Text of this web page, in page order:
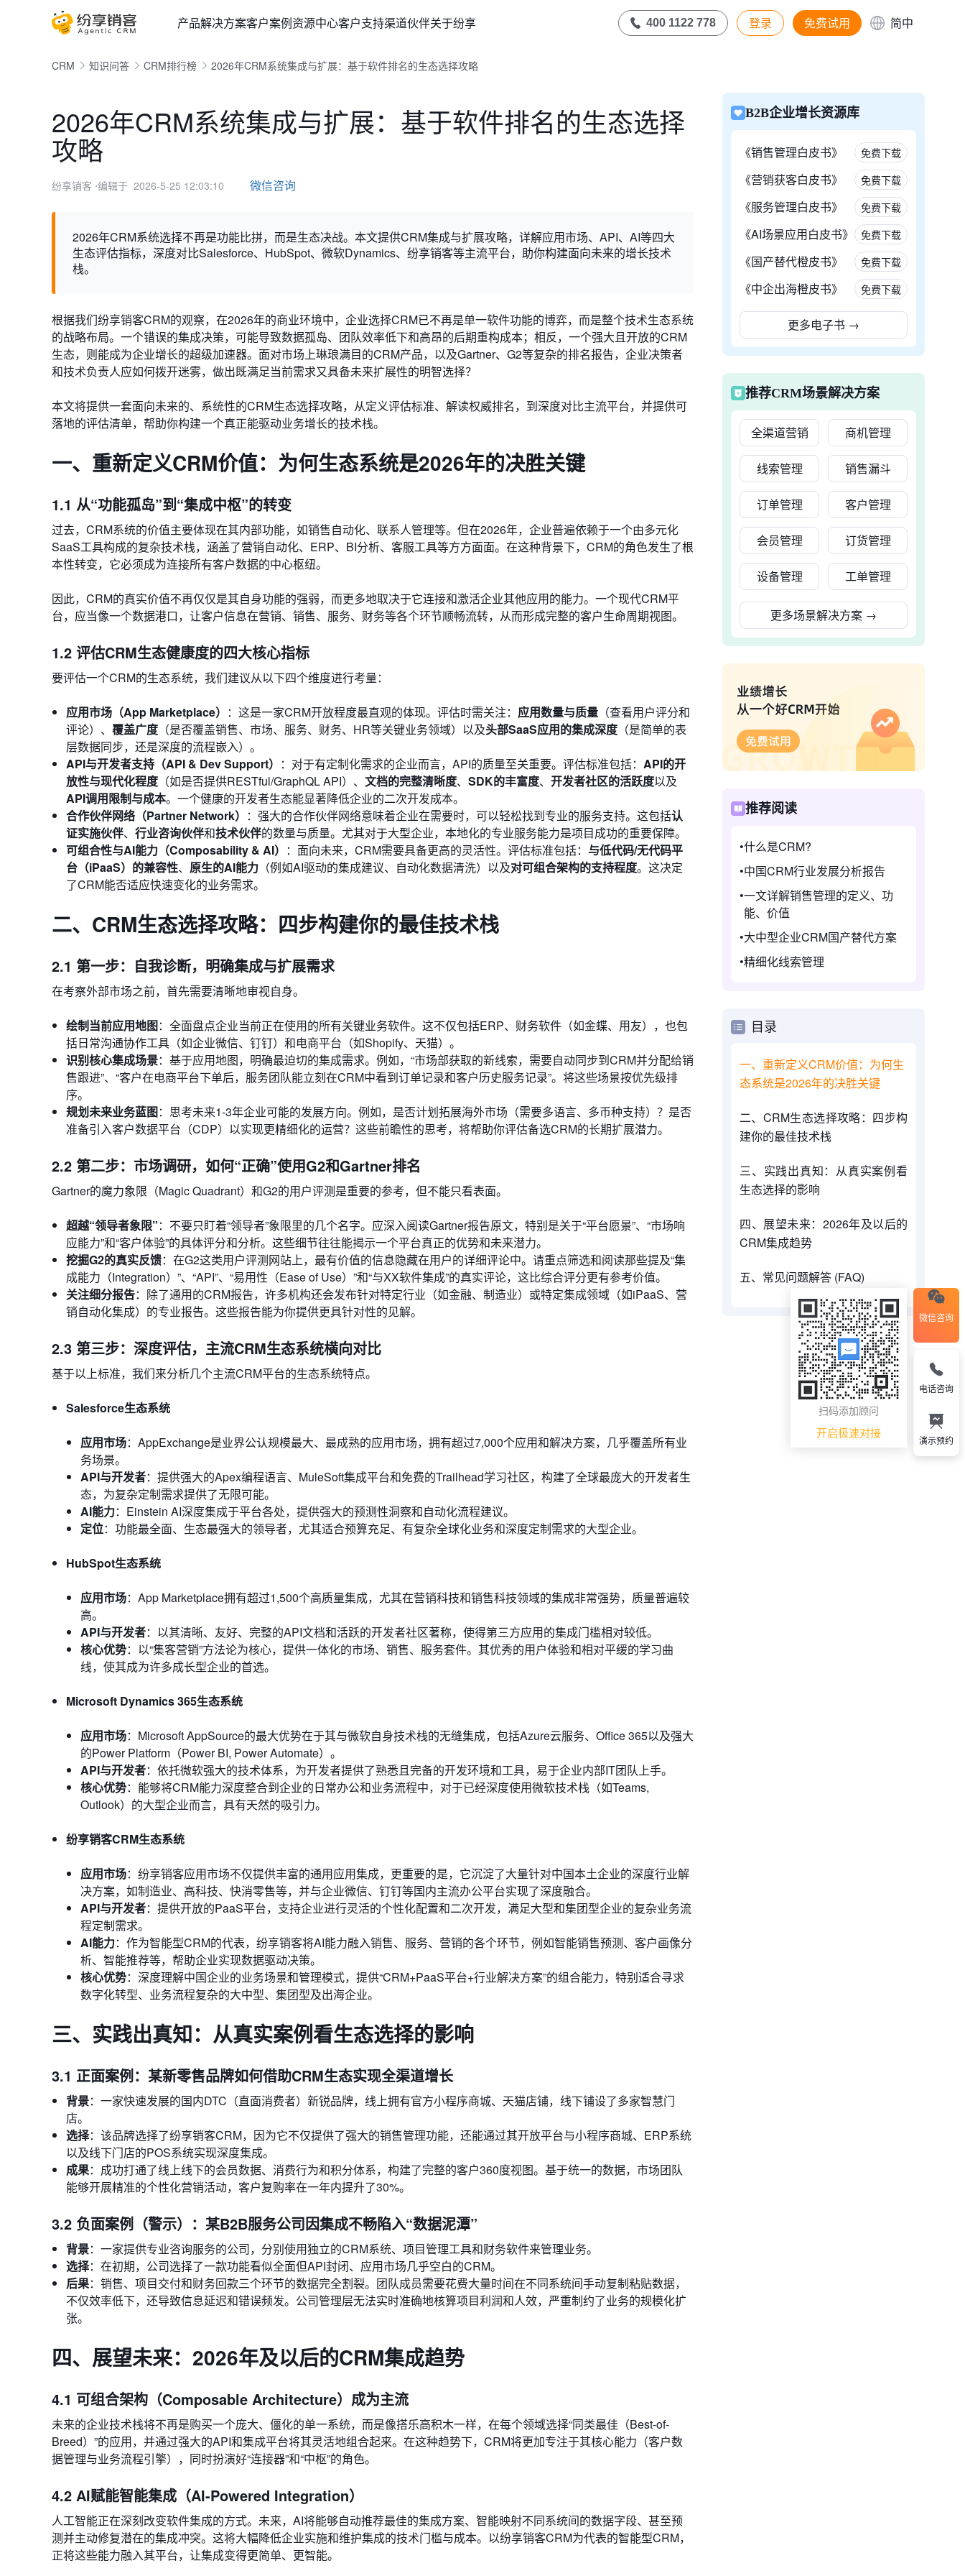
产品解决方案客户案例资源中心客户支持渠道伙伴关于纷享 400 1122 778 登录 免费试用 简中
CRM 知识问答 CRM排行榜 2026年CRM系统集成与扩展：基于软件排名的生态选择攻略
2026年CRM系统集成与扩展：基于软件排名的生态选择
攻略
纷享销客 ⋅编辑于 2026-5-25 12:03:10 微信咨询
2026年CRM系统选择不再是功能比拼，而是生态决战。本文提供CRM集成与扩展攻略，详解应用市场、API、AI等四大
生态评估指标，深度对比Salesforce、HubSpot、微软Dynamics、纷享销客等主流平台，助你构建面向未来的增长技术
栈。
根据我们纷享销客CRM的观察，在2026年的商业环境中，企业选择CRM已不再是单一软件功能的博弈，而是整个技术生态系统
的战略布局。一个错误的集成决策，可能导致数据孤岛、团队效率低下和高昂的后期重构成本；相反，一个强大且开放的CRM
生态，则能成为企业增长的超级加速器。面对市场上琳琅满目的CRM产品，以及Gartner、G2等复杂的排名报告，企业决策者
和技术负责人应如何拨开迷雾，做出既满足当前需求又具备未来扩展性的明智选择？
本文将提供一套面向未来的、系统性的CRM生态选择攻略，从定义评估标准、解读权威排名，到深度对比主流平台，并提供可
落地的评估清单，帮助你构建一个真正能驱动业务增长的技术栈。
一、重新定义CRM价值：为何生态系统是2026年的决胜关键
1.1 从“功能孤岛”到“集成中枢”的转变
过去，CRM系统的价值主要体现在其内部功能，如销售自动化、联系人管理等。但在2026年，企业普遍依赖于一个由多元化
SaaS工具构成的复杂技术栈，涵盖了营销自动化、ERP、BI分析、客服工具等方方面面。在这种背景下，CRM的角色发生了根
本性转变，它必须成为连接所有客户数据的中心枢纽。
因此，CRM的真实价值不再仅仅是其自身功能的强弱，而更多地取决于它连接和激活企业其他应用的能力。一个现代CRM平
台，应当像一个数据港口，让客户信息在营销、销售、服务、财务等各个环节顺畅流转，从而形成完整的客户生命周期视图。
1.2 评估CRM生态健康度的四大核心指标
要评估一个CRM的生态系统，我们建议从以下四个维度进行考量：
应用市场（App Marketplace） ：这是一家CRM开放程度最直观的体现。评估时需关注： 应用数量与质量 （查看用户评分和
评论）、 覆盖广度 （是否覆盖销售、市场、服务、财务、HR等关键业务领域）以及头部SaaS应用的集成深度 （是简单的表
层数据同步，还是深度的流程嵌入）。
API与开发者支持（API & Dev Support） ：对于有定制化需求的企业而言，API的质量至关重要。评估标准包括： API的开
放性与现代化程度 （如是否提供RESTful/GraphQL API）、 文档的完整清晰度、 SDK的丰富度、 开发者社区的活跃度以及
API调用限制与成本。一个健康的开发者生态能显著降低企业的二次开发成本。
合作伙伴网络（Partner Network） ：强大的合作伙伴网络意味着企业在需要时，可以轻松找到专业的服务支持。这包括认
证实施伙伴、 行业咨询伙伴和技术伙伴的数量与质量。尤其对于大型企业，本地化的专业服务能力是项目成功的重要保障。
可组合性与AI能力（Composability & AI） ：面向未来，CRM需要具备更高的灵活性。评估标准包括： 与低代码/无代码平
台（iPaaS）的兼容性、 原生的AI能力 （例如AI驱动的集成建议、自动化数据清洗）以及对可组合架构的支持程度。这决定
了CRM能否适应快速变化的业务需求。
二、CRM生态选择攻略：四步构建你的最佳技术栈
2.1 第一步：自我诊断，明确集成与扩展需求
在考察外部市场之前，首先需要清晰地审视自身。
绘制当前应用地图：全面盘点企业当前正在使用的所有关键业务软件。这不仅包括ERP、财务软件（如金蝶、用友），也包
括日常沟通协作工具（如企业微信、钉钉）和电商平台（如Shopify、天猫）。
识别核心集成场景：基于应用地图，明确最迫切的集成需求。例如，“市场部获取的新线索，需要自动同步到CRM并分配给销
售跟进”、“客户在电商平台下单后，服务团队能立刻在CRM中看到订单记录和客户历史服务记录”。将这些场景按优先级排
序。
规划未来业务蓝图：思考未来1-3年企业可能的发展方向。例如，是否计划拓展海外市场（需要多语言、多币种支持）？是否
准备引入客户数据平台（CDP）以实现更精细化的运营？这些前瞻性的思考，将帮助你评估备选CRM的长期扩展潜力。
2.2 第二步：市场调研，如何“正确”使用G2和Gartner排名
Gartner的魔力象限（Magic Quadrant）和G2的用户评测是重要的参考，但不能只看表面。
超越“领导者象限”：不要只盯着“领导者”象限里的几个名字。应深入阅读Gartner报告原文，特别是关于“平台愿景”、“市场响
应能力”和“客户体验”的具体评分和分析。这些细节往往能揭示一个平台真正的优势和未来潜力。
挖掘G2的真实反馈：在G2这类用户评测网站上，最有价值的信息隐藏在用户的详细评论中。请重点筛选和阅读那些提及“集
成能力（Integration）”、“API”、“易用性（Ease of Use）”和“与XX软件集成”的真实评论，这比综合评分更有参考价值。
关注细分报告：除了通用的CRM报告，许多机构还会发布针对特定行业（如金融、制造业）或特定集成领域（如iPaaS、营
销自动化集成）的专业报告。这些报告能为你提供更具针对性的见解。
2.3 第三步：深度评估，主流CRM生态系统横向对比
基于以上标准，我们来分析几个主流CRM平台的生态系统特点。
Salesforce生态系统
应用市场：AppExchange是业界公认规模最大、最成熟的应用市场，拥有超过7,000个应用和解决方案，几乎覆盖所有业
务场景。
API与开发者：提供强大的Apex编程语言、MuleSoft集成平台和免费的Trailhead学习社区，构建了全球最庞大的开发者生
态，为复杂定制需求提供了无限可能。
AI能力：Einstein AI深度集成于平台各处，提供强大的预测性洞察和自动化流程建议。
定位：功能最全面、生态最强大的领导者，尤其适合预算充足、有复杂全球化业务和深度定制需求的大型企业。
HubSpot生态系统
应用市场：App Marketplace拥有超过1,500个高质量集成，尤其在营销科技和销售科技领域的集成非常强势，质量普遍较
高。
API与开发者：以其清晰、友好、完整的API文档和活跃的开发者社区著称，使得第三方应用的集成门槛相对较低。
核心优势：以“集客营销”方法论为核心，提供一体化的市场、销售、服务套件。其优秀的用户体验和相对平缓的学习曲
线，使其成为许多成长型企业的首选。
Microsoft Dynamics 365生态系统
应用市场：Microsoft AppSource的最大优势在于其与微软自身技术栈的无缝集成，包括Azure云服务、Office 365以及强大
的Power Platform（Power BI, Power Automate）。
API与开发者：依托微软强大的技术体系，为开发者提供了熟悉且完备的开发环境和工具，易于企业内部IT团队上手。
核心优势：能够将CRM能力深度整合到企业的日常办公和业务流程中，对于已经深度使用微软技术栈（如Teams,
Outlook）的大型企业而言，具有天然的吸引力。
纷享销客CRM生态系统
应用市场：纷享销客应用市场不仅提供丰富的通用应用集成，更重要的是，它沉淀了大量针对中国本土企业的深度行业解
决方案，如制造业、高科技、快消零售等，并与企业微信、钉钉等国内主流办公平台实现了深度融合。
API与开发者：提供开放的PaaS平台，支持企业进行灵活的个性化配置和二次开发，满足大型和集团型企业的复杂业务流
程定制需求。
AI能力：作为智能型CRM的代表，纷享销客将AI能力融入销售、服务、营销的各个环节，例如智能销售预测、客户画像分
析、智能推荐等，帮助企业实现数据驱动决策。
核心优势：深度理解中国企业的业务场景和管理模式，提供“CRM+PaaS平台+行业解决方案”的组合能力，特别适合寻求
数字化转型、业务流程复杂的大中型、集团型及出海企业。
三、实践出真知：从真实案例看生态选择的影响
3.1 正面案例：某新零售品牌如何借助CRM生态实现全渠道增长
背景：一家快速发展的国内DTC（直面消费者）新锐品牌，线上拥有官方小程序商城、天猫店铺，线下铺设了多家智慧门
店。
选择：该品牌选择了纷享销客CRM，因为它不仅提供了强大的销售管理功能，还能通过其开放平台与小程序商城、ERP系统
以及线下门店的POS系统实现深度集成。
成果：成功打通了线上线下的会员数据、消费行为和积分体系，构建了完整的客户360度视图。基于统一的数据，市场团队
能够开展精准的个性化营销活动，客户复购率在一年内提升了30%。
3.2 负面案例（警示）：某B2B服务公司因集成不畅陷入“数据泥潭”
背景：一家提供专业咨询服务的公司，分别使用独立的CRM系统、项目管理工具和财务软件来管理业务。
选择：在初期，公司选择了一款功能看似全面但API封闭、应用市场几乎空白的CRM。
后果：销售、项目交付和财务回款三个环节的数据完全割裂。团队成员需要花费大量时间在不同系统间手动复制粘贴数据，
不仅效率低下，还导致信息延迟和错误频发。公司管理层无法实时准确地核算项目利润和人效，严重制约了业务的规模化扩
张。
四、展望未来：2026年及以后的CRM集成趋势
4.1 可组合架构（Composable Architecture）成为主流
未来的企业技术栈将不再是购买一个庞大、僵化的单一系统，而是像搭乐高积木一样，在每个领域选择“同类最佳（Best-of-
Breed）”的应用，并通过强大的API和集成平台将其灵活地组合起来。在这种趋势下，CRM将更加专注于其核心能力（客户数
据管理与业务流程引擎），同时扮演好“连接器”和“中枢”的角色。
4.2 AI赋能智能集成（AI-Powered Integration）
人工智能正在深刻改变软件集成的方式。未来，AI将能够自动推荐最佳的集成方案、智能映射不同系统间的数据字段、甚至预
测并主动修复潜在的集成冲突。这将大幅降低企业实施和维护集成的技术门槛与成本。以纷享销客CRM为代表的智能型CRM，
正将这些能力融入其平台，让集成变得更简单、更智能。
B2B企业增长资源库
《销售管理白皮书》 免费下载
《营销获客白皮书》 免费下载
《服务管理白皮书》 免费下载
《AI场景应用白皮书》 免费下载
《国产替代橙皮书》 免费下载
《中企出海橙皮书》 免费下载
更多电子书 →
推荐CRM场景解决方案
全渠道营销 商机管理
线索管理 销售漏斗
订单管理 客户管理
会员管理 订货管理
设备管理 工单管理
更多场景解决方案 →
推荐阅读
什么是CRM?
中国CRM行业发展分析报告
一文详解销售管理的定义、功
能、价值
大中型企业CRM国产替代方案
精细化线索管理
目录
一、重新定义CRM价值：为何生
态系统是2026年的决胜关键
二、CRM生态选择攻略：四步构
建你的最佳技术栈
三、实践出真知：从真实案例看
生态选择的影响
四、展望未来：2026年及以后的
CRM集成趋势
五、常见问题解答 (FAQ)
微信咨询
扫码添加顾问
开启极速对接
电话咨询
演示预约